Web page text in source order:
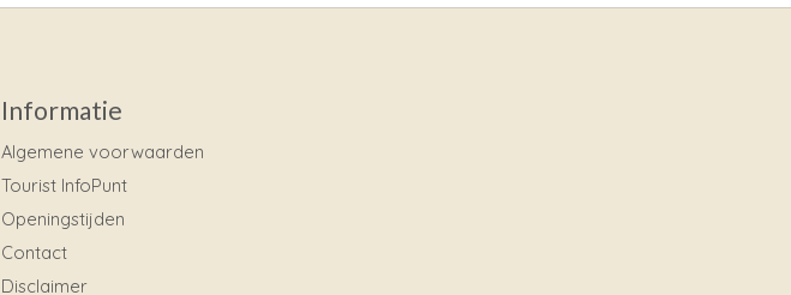
Informatie
Algemene voorwaarden
Tourist InfoPunt
Openingstijden
Contact
Disclaimer